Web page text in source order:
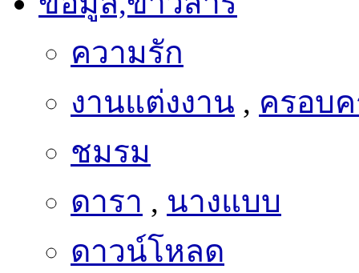
ความรัก
งานแต่งงาน , ครอบ
ชมรม
ดารา , นางแบบ
ดาวน์โหลด